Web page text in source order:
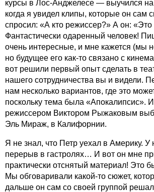
курсы в Лос-Анджелесе — выучился
когда я увидел клипы, которые он сам
спросил: «А кто режиссер?» А он: «Это
Фантастически одаренный человек!
очень интересные, и мне кажется (мы
но будущее его как‑то связано с
вот решили первый опыт сделать в
нашего сотрудничества вы и видели.
нам несколько вариантов, где это
поскольку тема была «Апокалипсис».
режиссером Виктором Рыжаковым
Эль Мираж, в Калифорнии.
Я не знал, что Петр уехал в Америку. У
перерыв в гастролях… И вот он мне
практически отснятый материал! Это
Мы обговаривали какой‑то сюжет,
дальше он сам со своей группой